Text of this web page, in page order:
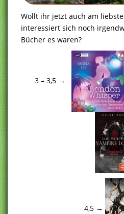
Wollt ihr jetzt auch am
interessiert sich noch
Bücher es waren?
3 – 3,5 →
4,5 →